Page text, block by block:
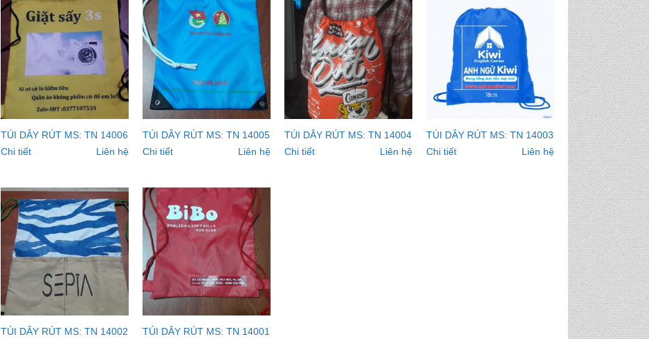
TÚI DÂY RÚT MS: TN 14006
Chi tiết
Liên hệ
TÚI DÂY RÚT MS: TN 14005
Chi tiết
Liên hệ
TÚI DÂY RÚT MS: TN 14004
Chi tiết
Liên hệ
TÚI DÂY RÚT MS: TN 14003
Chi tiết
Liên hệ
TÚI DÂY RÚT MS: TN 14002
TÚI DÂY RÚT MS: TN 14001